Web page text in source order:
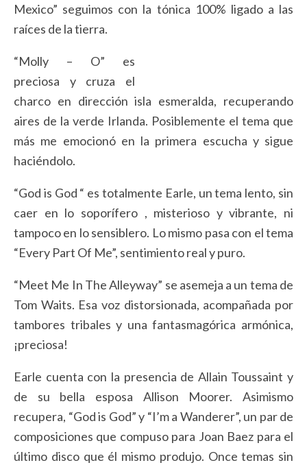
Mexico” seguimos con la tónica 100% ligado a las
raíces de la tierra.
“Molly – O” es
preciosa y cruza el
charco en dirección isla esmeralda, recuperando
aires de la verde Irlanda. Posiblemente el tema que
más me emocionó en la primera escucha y sigue
haciéndolo.
“God is God “ es totalmente Earle, un tema lento, sin
caer en lo soporífero , misterioso y vibrante, ni
tampoco en lo sensiblero. Lo mismo pasa con el tema
“Every Part Of Me”, sentimiento real y puro.
“Meet Me In The Alleyway” se asemeja a un tema de
Tom Waits. Esa voz distorsionada, acompañada por
tambores tribales y una fantasmagórica armónica,
¡preciosa!
Earle cuenta con la presencia de Allain Toussaint y
de su bella esposa Allison Moorer. Asimismo
recupera, “God is God” y “I’m a Wanderer”, un par de
composiciones que compuso para Joan Baez para el
último disco que él mismo produjo. Once temas sin